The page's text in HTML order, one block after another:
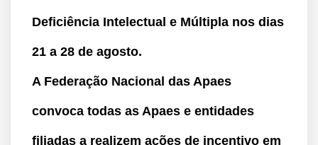
Deficiência Intelectual e Múltipla nos dias
21 a 28 de agosto.
A Federação Nacional das Apaes
convoca todas as Apaes e entidades
filiadas a realizem ações de incentivo em